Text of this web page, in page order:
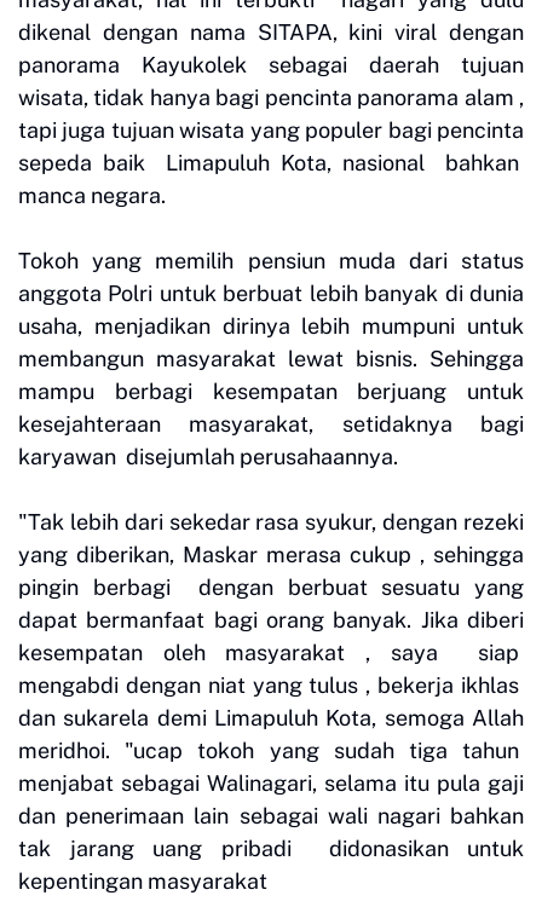
dikenal dengan nama SITAPA, kini viral dengan
panorama Kayukolek sebagai daerah tujuan
wisata, tidak hanya bagi pencinta panorama alam ,
tapi juga tujuan wisata yang populer bagi pencinta
sepeda baik Limapuluh Kota, nasional bahkan
manca negara.
Tokoh yang memilih pensiun muda dari status
anggota Polri untuk berbuat lebih banyak di dunia
usaha, menjadikan dirinya lebih mumpuni untuk
membangun masyarakat lewat bisnis. Sehingga
mampu berbagi kesempatan berjuang untuk
kesejahteraan masyarakat, setidaknya bagi
karyawan disejumlah perusahaannya.
"Tak lebih dari sekedar rasa syukur, dengan rezeki
yang diberikan, Maskar merasa cukup , sehingga
pingin berbagi dengan berbuat sesuatu yang
dapat bermanfaat bagi orang banyak. Jika diberi
kesempatan oleh masyarakat , saya siap
mengabdi dengan niat yang tulus , bekerja ikhlas
dan sukarela demi Limapuluh Kota, semoga Allah
meridhoi. "ucap tokoh yang sudah tiga tahun
menjabat sebagai Walinagari, selama itu pula gaji
dan penerimaan lain sebagai wali nagari bahkan
tak jarang uang pribadi didonasikan untuk
kepentingan masyarakat